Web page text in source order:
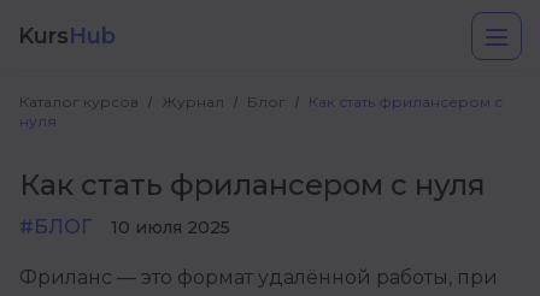
KursHub
Каталог курсов Журнал Блог
Как стать фрилансером с
нуля
Как стать фрилансером с нуля
#БЛОГ 10 июля 2025
Фриланс — это формат удалённой работы, при